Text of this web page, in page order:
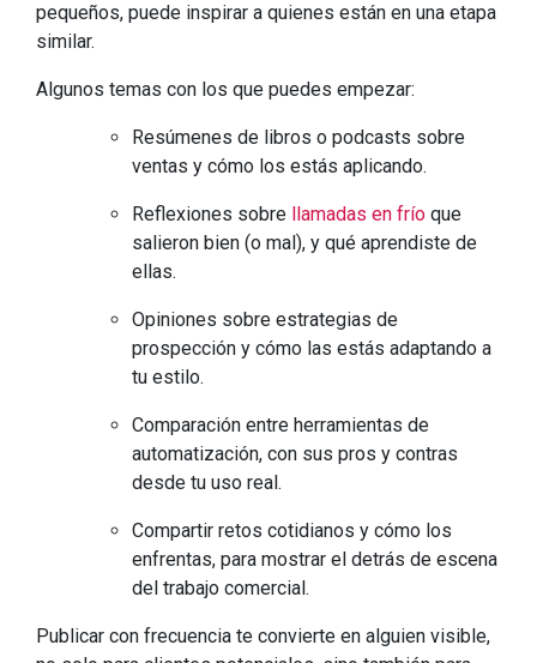
pequeños, puede inspirar a quienes están en una etapa
similar.
Algunos temas con los que puedes empezar:
Resúmenes de libros o podcasts sobre
ventas y cómo los estás aplicando.
Reflexiones sobre llamadas en frío que
salieron bien (o mal), y qué aprendiste de
ellas.
Opiniones sobre estrategias de
prospección y cómo las estás adaptando a
tu estilo.
Comparación entre herramientas de
automatización, con sus pros y contras
desde tu uso real.
Compartir retos cotidianos y cómo los
enfrentas, para mostrar el detrás de escena
del trabajo comercial.
Publicar con frecuencia te convierte en alguien visible,